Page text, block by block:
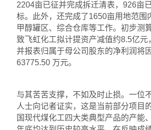
2204亩已征并完成拆迁清表，926亩
标。此外，还完成了1650亩用地范围
甲醇罐区、综合仓库等工作。初步测
致飞虹化工拟计提资产减值约8.5亿元
并报表归属于母公司股东的净利润将
63775.50 万元。
与其苦苦支撑，不如及时止损。一位
人士向记者证实，这是当前部分项目
国现代煤化工四大类典型产品的产能